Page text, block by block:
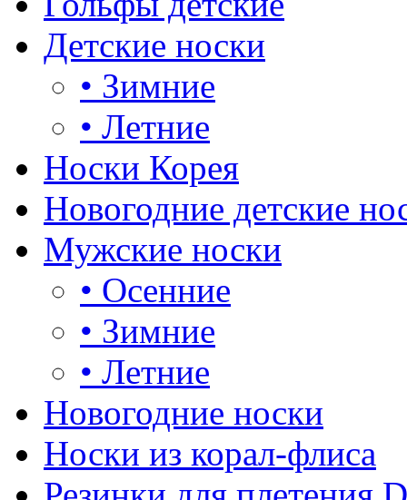
Детские носки
• Зимние
• Летние
Носки Корея
Новогодние детские
Мужские носки
• Осенние
• Зимние
• Летние
Новогодние носки
Носки из корал-флиса